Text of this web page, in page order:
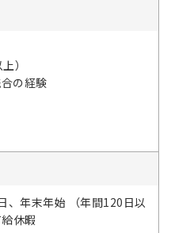
）
の経験
、年末年始 （年間120日以
休暇